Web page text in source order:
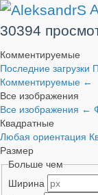
30394
Комментируемые
Последние загрузки
Комментируемые ←
Все изображения
Все изображения ←
Квадратные
Любая ориентация
Размер
Больше чем
Ширина